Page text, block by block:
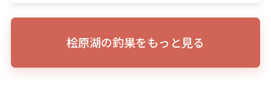
桧原湖の釣果をもっと見る